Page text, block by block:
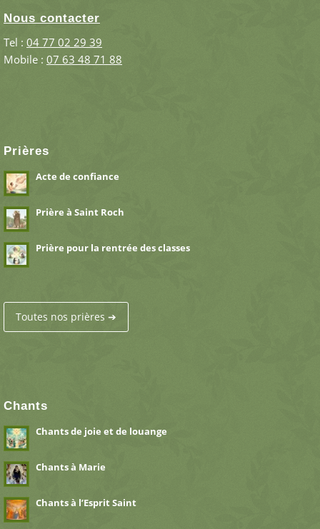
Nous contacter
Tel : 04 77 02 29 39
Mobile : 07 63 48 71 88
Prières
Acte de confiance
Prière à Saint Roch
Prière pour la rentrée des classes
Toutes nos prières ➔
Chants
Chants de joie et de louange
Chants à Marie
Chants à l’Esprit Saint